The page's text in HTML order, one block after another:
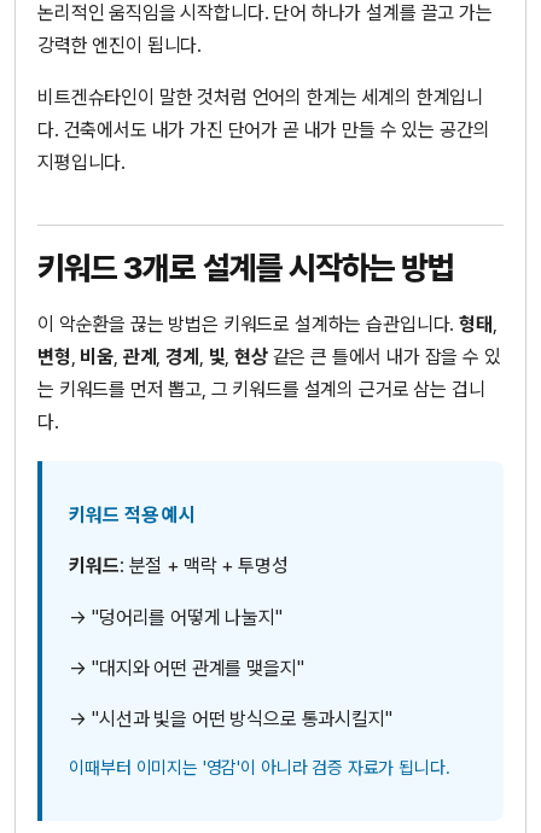
논리적인 움직임을 시작합니다. 단어 하나가 설계를 끌고 가는
강력한 엔진이 됩니다.
비트겐슈타인이 말한 것처럼 언어의 한계는 세계의 한계입니
다. 건축에서도 내가 가진 단어가 곧 내가 만들 수 있는 공간의
지평입니다.
키워드 3개로 설계를 시작하는 방법
이 악순환을 끊는 방법은 키워드로 설계하는 습관입니다.형태,
변형, 비움, 관계 ,경계 , 빛,현상같은 큰 틀에서 내가 잡을 수 있
는 키워드를 먼저 뽑고, 그 키워드를 설계의 근거로 삼는 겁니
다.
키워드 적용 예시
키워드: 분절 + 맥락 + 투명성
→ "덩어리를 어떻게 나눌지"
→ "대지와 어떤 관계를 맺을지"
→ "시선과 빛을 어떤 방식으로 통과시킬지"
이때부터 이미지는 '영감'이 아니라 검증 자료가 됩니다.